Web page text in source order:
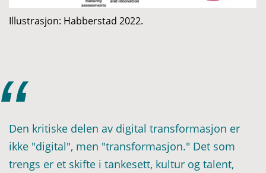
Illustrasjon: Habberstad 2022.
Den kritiske delen av digital transformasjon er
ikke "digital", men "transformasjon." Det som
trengs er et skifte i tankesett, kultur og talent,